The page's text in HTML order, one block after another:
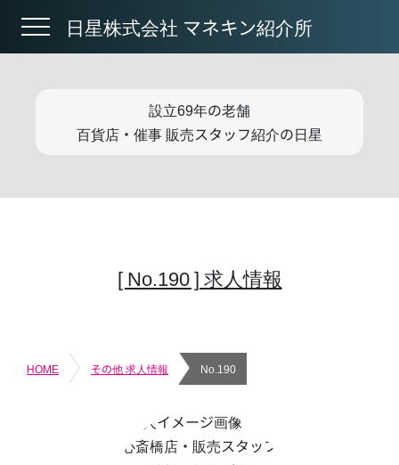
日星株式会社 マネキン紹介所
設立69年の老舗
百貨店・催事 販売スタッフ紹介の日星
[ No.190 ] 求人情報
HOME その他 求人情報 No.190